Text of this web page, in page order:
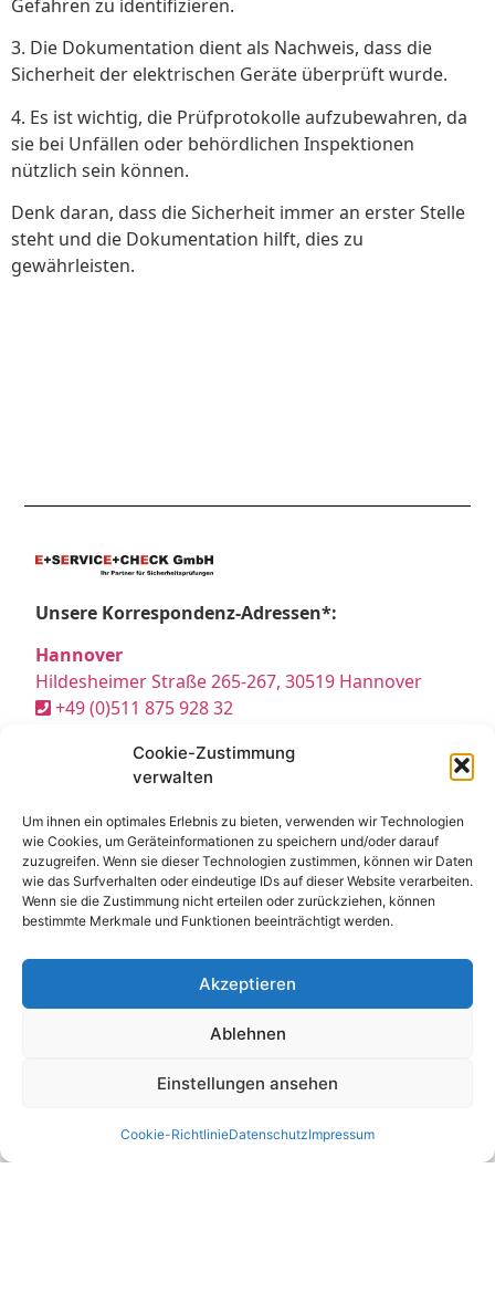
Cookie-Zustimmung
verwalten
Um ihnen ein optimales Erlebnis zu bieten, verwenden wir Technologien
wie Cookies, um Geräteinformationen zu speichern und/oder darauf
zuzugreifen. Wenn sie dieser Technologien zustimmen, können wir Daten
wie das Surfverhalten oder eindeutige IDs auf dieser Website verarbeiten.
Wenn sie die Zustimmung nicht erteilen oder zurückziehen, können
bestimmte Merkmale und Funktionen beeinträchtigt werden.
Akzeptieren
Ablehnen
Einstellungen ansehen
Cookie-RichtlinieDatenschutzImpressum
Gefahren zu identifizieren.
3. Die Dokumentation dient als Nachweis, dass die
Sicherheit der elektrischen Geräte überprüft wurde.
4. Es ist wichtig, die Prüfprotokolle aufzubewahren, da
sie bei Unfällen oder behördlichen Inspektionen
nützlich sein können.
Denk daran, dass die Sicherheit immer an erster Stelle
steht und die Dokumentation hilft, dies zu
gewährleisten.
Unsere Korrespondenz-Adressen*:
Hannover
Hildesheimer Straße 265-267, 30519 Hannover
+49 (0)511 875 928 32
richten können und wo wir Sie nach vorheriger Terminvereinbarung gerne
persönlich empfangen.
Partner:
E Service GmbH
E Service Check Expert